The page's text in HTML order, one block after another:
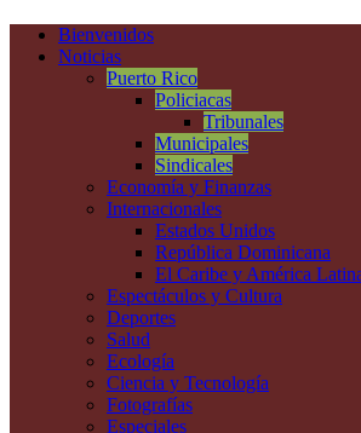
Bienvenidos
Noticias
Puerto Rico
Policiacas
Tribunales
Municipales
Sindicales
Economía y Finanzas
Internacionales
Estados Unidos
República Dominicana
El Caribe y América
Espectáculos y Cultura
Deportes
Salud
Ecología
Ciencia y Tecnología
Fotografías
Especiales